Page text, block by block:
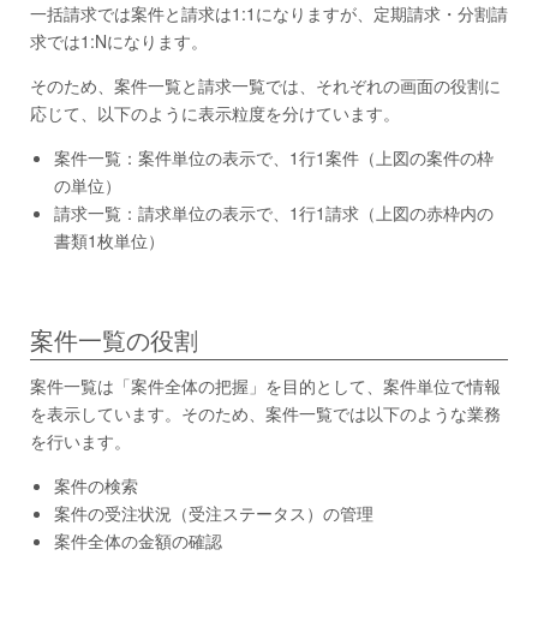
一括請求では案件と請求は1:1になりますが、定期請求・分割請
求では1:Nになります。
そのため、案件一覧と請求一覧では、それぞれの画面の役割に
応じて、以下のように表示粒度を分けています。
案件一覧：案件単位の表示で、1行1案件（上図の案件の枠
の単位）
請求一覧：請求単位の表示で、1行1請求（上図の赤枠内の
書類1枚単位）
案件一覧の役割
案件一覧は「案件全体の把握」を目的として、案件単位で情報
を表示しています。そのため、案件一覧では以下のような業務
を行います。
案件の検索
案件の受注状況（受注ステータス）の管理
案件全体の金額の確認